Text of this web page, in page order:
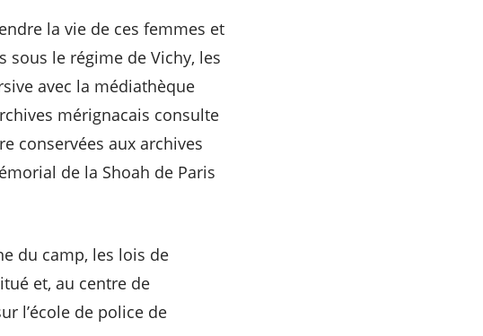
la vie de ces femmes et
sous le régime de Vichy, les
avec la médiathèque
mérignacais consulte
conservées aux archives
de la Shoah de Paris
du camp, les lois de
et, au centre de
l’école de police de